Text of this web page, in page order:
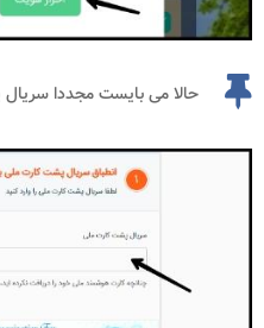
حالا می بایست مجددا سریال